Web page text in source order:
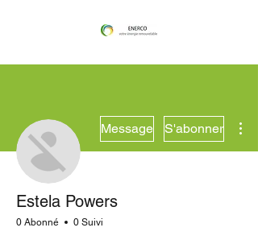
Message S'abonner
Estela Powers
0 Abonné 0 Suivi